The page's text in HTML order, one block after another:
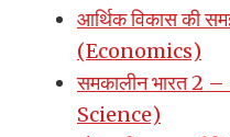
आर्थिक विकास की
(Economics)
समकालीन भारत 2
Science)